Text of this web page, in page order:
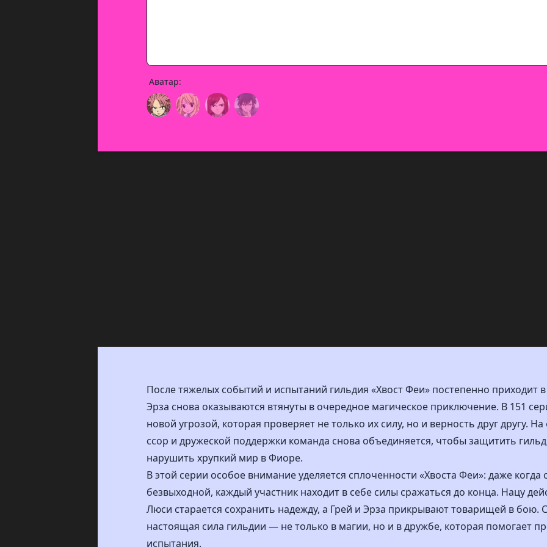
Аватар:
После тяжелых событий и испытаний гильдия «Хвост Феи» постепенно приходит
Эрза снова оказываются втянуты в очередное магическое приключение. В 151
новой угрозой, которая проверяет не только их силу, но и верность друг другу.
ссор и дружеской поддержки команда снова объединяется, чтобы защитить
нарушить хрупкий мир в Фиоре.
В этой серии особое внимание уделяется сплоченности «Хвоста Феи»: даже когда
безвыходной, каждый участник находит в себе силы сражаться до конца. Нацу
Люси старается сохранить надежду, а Грей и Эрза прикрывают товарищей в бою.
настоящая сила гильдии — не только в магии, но и в дружбе, которая помогает
испытания.